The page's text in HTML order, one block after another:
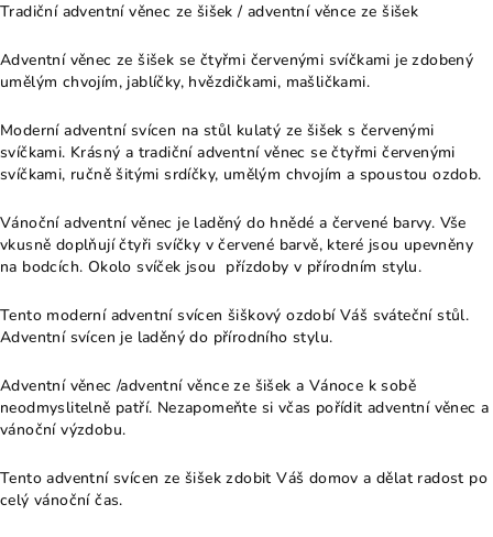
Tradiční adventní věnec ze šišek / adventní věnce ze šišek
Adventní věnec ze šišek se čtyřmi červenými svíčkami je zdobený
umělým chvojím, jablíčky, hvězdičkami, mašličkami.
Moderní adventní svícen na stůl kulatý ze šišek s červenými
svíčkami. Krásný a tradiční adventní věnec se čtyřmi červenými
svíčkami, ručně šitými srdíčky, umělým chvojím a spoustou ozdob.
Vánoční adventní věnec je laděný do hnědé a červené barvy. Vše
vkusně doplňují čtyři svíčky v červené barvě, které jsou upevněny
na bodcích. Okolo svíček jsou přízdoby v přírodním stylu.
Tento moderní adventní svícen šiškový ozdobí Váš sváteční stůl.
Adventní svícen je laděný do přírodního stylu.
Adventní věnec /adventní věnce ze šišek a Vánoce k sobě
neodmyslitelně patří. Nezapomeňte si včas pořídit adventní věnec a
vánoční výzdobu.
Tento adventní svícen ze šišek zdobit Váš domov a dělat radost po
celý vánoční čas.